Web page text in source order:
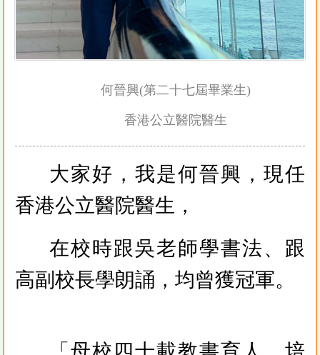
何晉興(第二十七屆畢業生)
香港公立醫院醫生
大家好，我是何晉興，現任
香港公立醫院醫生，
在校時跟吳老師學書法、跟
高副校長學朗誦，均曾獲冠軍。